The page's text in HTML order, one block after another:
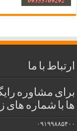
ارتباط با ما
برای مشاوره
ها با شماره های
۰۹۱۹۹۸۸۵۴۰۰